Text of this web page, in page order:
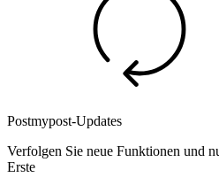
Postmypost-Updates
Verfolgen Sie neue Funktionen und
Erste